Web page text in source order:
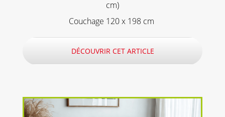
cm)
Couchage 120 x 198 cm
DÉCOUVRIR CET ARTICLE